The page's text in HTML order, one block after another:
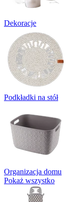
Dekoracje
Podkładki na stół
Organizacja domu
Pokaż wszystko